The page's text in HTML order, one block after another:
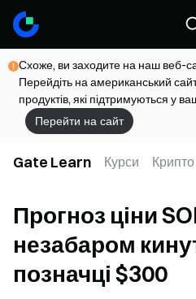
Схоже, ви заходите на наш веб-
Перейдіть на американський
продуктів, які підтримуються у
Перейти на сайт
Gate Learn Курси Крипто
Прогноз ціни
незабаром
позначці $300